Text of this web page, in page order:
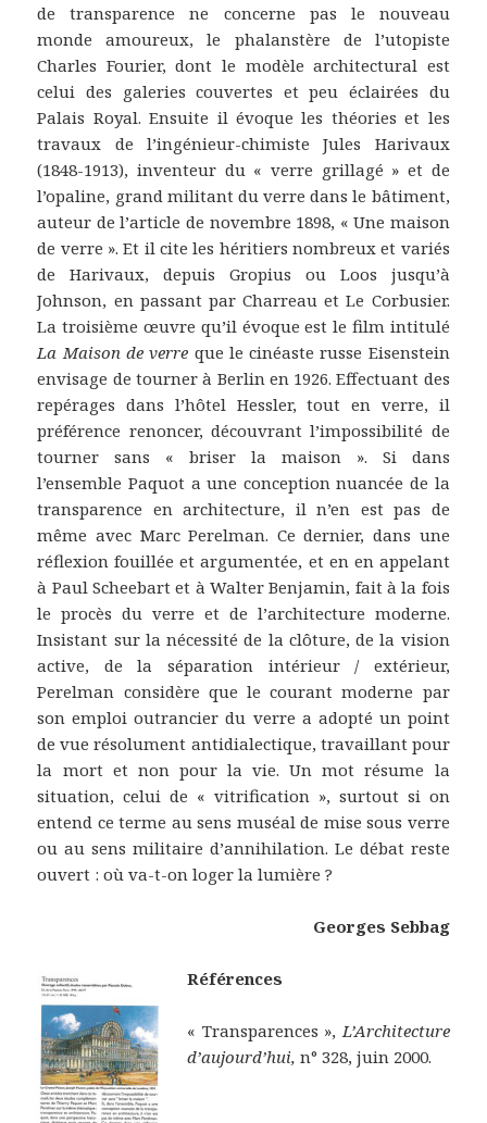
de transparence ne concerne pas le nouveau
monde amoureux, le phalanstère de l’utopiste
Charles Fourier, dont le modèle architectural est
celui des galeries couvertes et peu éclairées du
Palais Royal. Ensuite il évoque les théories et les
travaux de l’ingénieur-chimiste Jules Harivaux
(1848-1913), inventeur du « verre grillagé » et de
l’opaline, grand militant du verre dans le bâtiment,
auteur de l’article de novembre 1898, « Une maison
de verre ». Et il cite les héritiers nombreux et variés
de Harivaux, depuis Gropius ou Loos jusqu’à
Johnson, en passant par Charreau et Le Corbusier.
La troisième œuvre qu’il évoque est le film intitulé
La Maison de verre que le cinéaste russe Eisenstein
envisage de tourner à Berlin en 1926. Effectuant des
repérages dans l’hôtel Hessler, tout en verre, il
préférence renoncer, découvrant l’impossibilité de
tourner sans « briser la maison ». Si dans
l’ensemble Paquot a une conception nuancée de la
transparence en architecture, il n’en est pas de
même avec Marc Perelman. Ce dernier, dans une
réflexion fouillée et argumentée, et en en appelant
à Paul Scheebart et à Walter Benjamin, fait à la fois
le procès du verre et de l’architecture moderne.
Insistant sur la nécessité de la clôture, de la vision
active, de la séparation intérieur / extérieur,
Perelman considère que le courant moderne par
son emploi outrancier du verre a adopté un point
de vue résolument antidialectique, travaillant pour
la mort et non pour la vie. Un mot résume la
situation, celui de « vitrification », surtout si on
entend ce terme au sens muséal de mise sous verre
ou au sens militaire d’annihilation. Le débat reste
ouvert : où va-t-on loger la lumière ?
Georges Sebbag
Références
« Transparences », L’Architecture
d’aujourd’hui,n° 328, juin 2000.